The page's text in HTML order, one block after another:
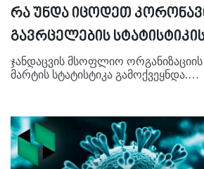
რა უნდა იცოდეთ
გავრცელების
ჯანდაცვის მსოფლიო ორგანიზაციის
მარტის სტატისტიკა გამოქვეყნდა.…